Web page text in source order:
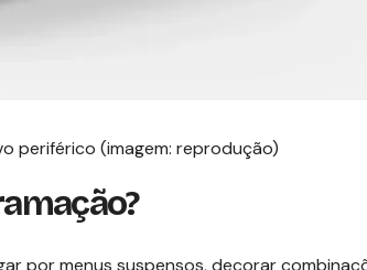
periférico (imagem: reprodução)
por menus suspensos, decorar